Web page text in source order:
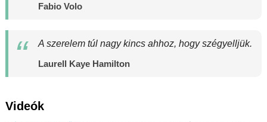
Fabio Volo
A szerelem túl nagy kincs ahhoz, hogy szégyelljük.
Laurell Kaye Hamilton
Videók